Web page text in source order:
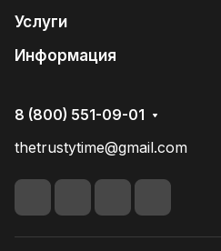
Услуги
Информация
8 (800) 551-09-01
thetrustytime@gmail.com